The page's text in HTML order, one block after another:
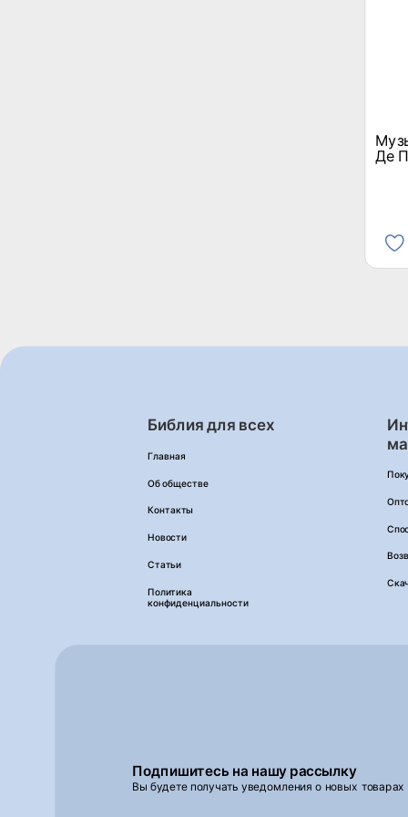
Де
Библия для всех
Главная
Об обществе
Контакты
Новости
Статьи
Политика
конфиденциальности
Подпишитесь на нашу рассылку
Вы будете получать уведомления о новых товарах